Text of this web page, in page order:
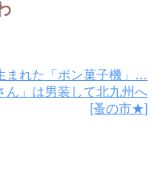
まれた「ポン菓子機」…
ん」は男装して北九州へ
[蚤の市★]